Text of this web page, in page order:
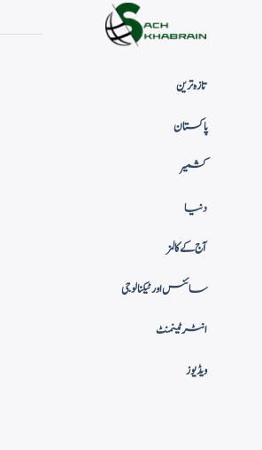
تازہ ترین
پاکستان
کشمیر
دنیا
آج کے کالمز
سائنس اور ٹیکنالوجی
انٹرٹینمنٹ
ویڈیوز